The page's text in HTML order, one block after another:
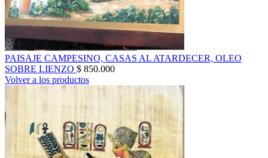
PAISAJE CAMPESINO, CASAS AL ATARDECER, OLEO
SOBRE LIENZO $ 850.000
Volver a los productos